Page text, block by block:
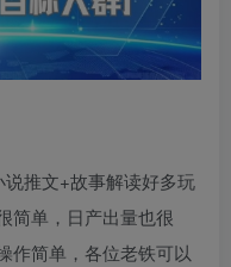
推文+故事解读好多玩
简单，日产出量也很
作简单，各位老铁可以